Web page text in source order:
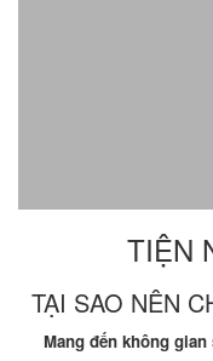
TIỆN
TẠI SAO NÊN
Mang đến không